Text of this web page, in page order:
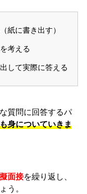
に書き出す）
考える
して実際に答える
質問に回答するパ
身についていきま
面接を繰り返し、
う。